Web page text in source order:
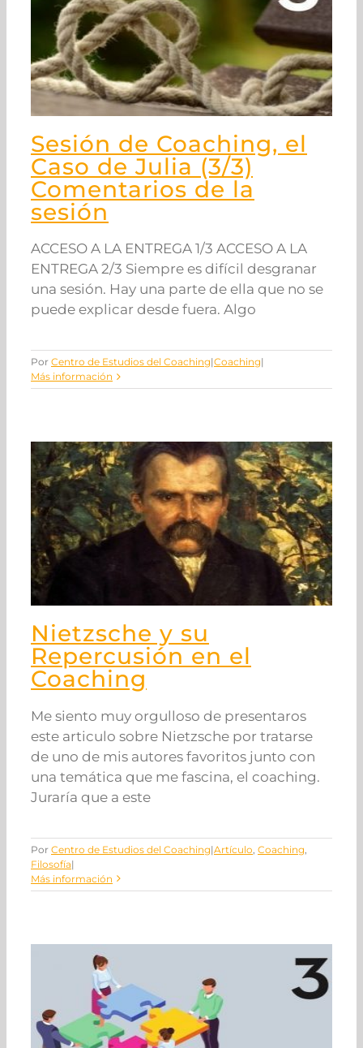
Sesión de Coaching, el
Caso de Julia (3/3)
Comentarios de la
sesión
ACCESO A LA ENTREGA 1/3 ACCESO A LA
ENTREGA 2/3 Siempre es difícil desgranar
una sesión. Hay una parte de ella que no se
puede explicar desde fuera. Algo
Por Centro de Estudios del Coaching|Coaching|
Más información
Nietzsche y su
Repercusión en el
Coaching
Me siento muy orgulloso de presentaros
este articulo sobre Nietzsche por tratarse
de uno de mis autores favoritos junto con
una temática que me fascina, el coaching.
Juraría que a este
Por Centro de Estudios del Coaching|Artículo Coaching
Filosofía|
Más información